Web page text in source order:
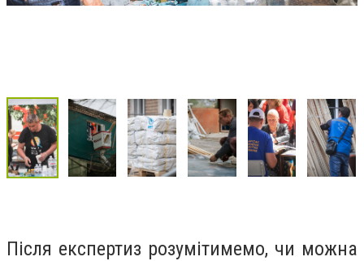
Після експертиз розумітимемо, чи можна